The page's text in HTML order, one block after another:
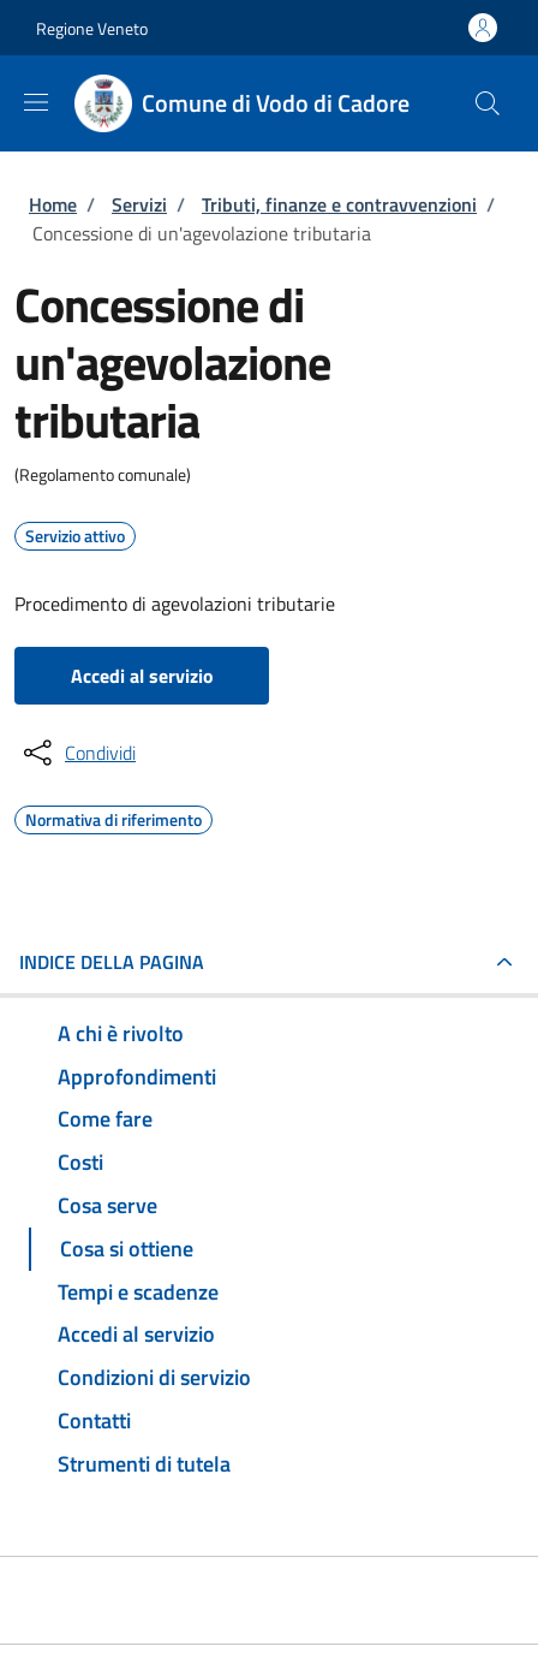
Regione Veneto
Comune di Vodo di Cadore
Briciole di pane
Home / Servizi / Tributi, finanze e contravvenzioni /
Concessione di un'agevolazione tributaria
Concessione di
un'agevolazione
tributaria
(Regolamento comunale)
Servizio attivo
Procedimento di agevolazioni tributarie
Accedi al servizio
Condividi
Normativa di riferimento
INDICE DELLA PAGINA
A chi è rivolto
Approfondimenti
Come fare
Costi
Cosa serve
Cosa si ottiene
Tempi e scadenze
Accedi al servizio
Condizioni di servizio
Contatti
Strumenti di tutela